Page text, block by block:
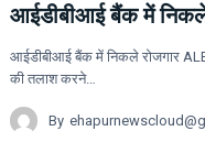
आईडीबीआई बैंक में निकले
आईडीबीआई बैंक में निकले रोजगार
की तलाश करने…
By